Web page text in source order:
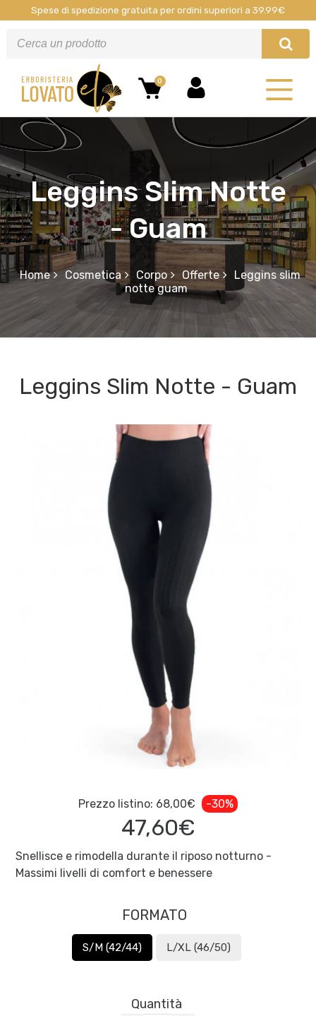
Spese di spedizione gratuita per ordini superiori a 39.99€
0
Leggins Slim Notte
- Guam
Home Cosmetica Corpo Offerte
Leggins slim
notte guam
Leggins Slim Notte - Guam
Prezzo listino: 68,00€ -30%
47,60€
Snellisce e rimodella durante il riposo notturno -
Massimi livelli di comfort e benessere
FORMATO
S/M (42/44) L/XL (46/50)
Quantità